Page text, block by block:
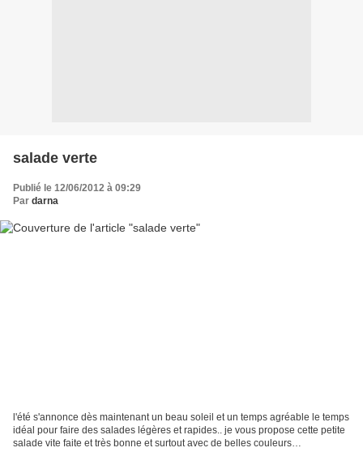
salade verte
Publié le 12/06/2012 à 09:29
Par darna
l'été s'annonce dès maintenant un beau soleil et un temps agréable le temps
idéal pour faire des salades légères et rapides.. je vous propose cette petite
salade vite faite et très bonne et surtout avec de belles couleurs